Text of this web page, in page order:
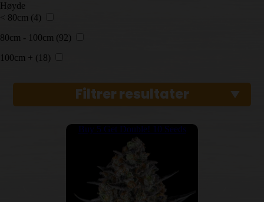
Høyde
< 80cm (4)
80cm - 100cm (92)
100cm + (18)
Filtrer resultater
Buy 5 Get Double! 10 Seeds